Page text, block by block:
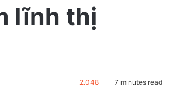
lĩnh thị
2.048 7 minutes read